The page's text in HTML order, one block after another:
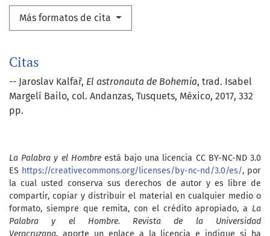
Más formatos de cita
Citas
-- Jaroslav Kalfař, El astronauta de Bohemia, trad. Isabel
Margelí Bailo, col. Andanzas, Tusquets, México, 2017, 332
pp.
La Palabra y el Hombreestá bajo una licencia CC BY-NC-ND 3.0
ES https://creativecommons.org/licenses/by-nc-nd/3.0/es/, por
la cual usted conserva sus derechos de autor y es libre de
compartir, copiar y distribuir el material en cualquier medio o
formato, siempre que remita, con el crédito apropiado, a La
Palabra y el Hombre. Revista de la Universidad